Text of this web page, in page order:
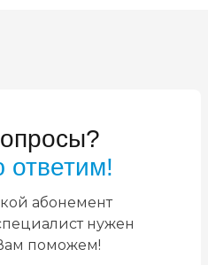
ответим!
абонемент
нужен
поможем!